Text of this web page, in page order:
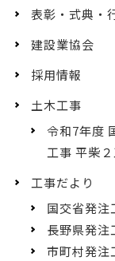
表彰・式典・
建設業協会
採用情報
土木工事
令和7年度
工事 平柴
工事だより
国交省発注
長野県発注
市町村発注